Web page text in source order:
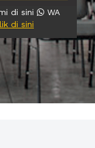
di sini
WA
di sini